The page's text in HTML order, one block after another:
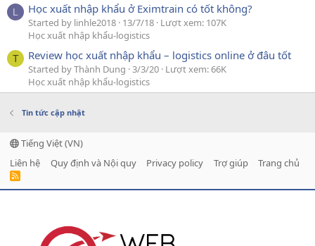
L Học xuất nhập khẩu ở Eximtrain có tốt không?
Started by linhle2018 13/7/18 Lượt xem: 107K
Học xuất nhập khẩu-logistics
T Review học xuất nhập khẩu – logistics online ở đâu tốt
Started by Thành Dung 3/3/20 Lượt xem: 66K
Học xuất nhập khẩu-logistics
Tin tức cập nhật
Tiếng Việt (VN)
Liên hệ
Quy định và Nội quy Privacy policy Trợ giúp Trang chủ
R